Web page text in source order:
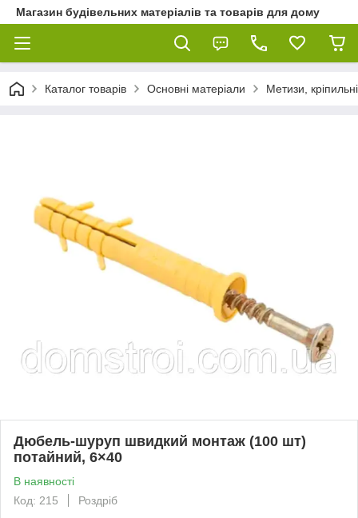
Магазин будівельних матеріалів та товарів для дому
Каталог товарів Основні матеріали Метизи,
Дюбель-шуруп швидкий монтаж (100 шт)
потайний, 6×40
В наявності
Код: 215
Роздріб